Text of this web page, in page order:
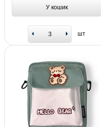
У кошик
шт